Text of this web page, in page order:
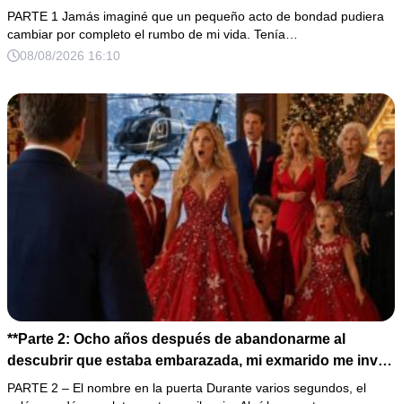
antes de morir. Después de su fallecimiento, su abogado
puso en mis manos una vieja bolsa de hospital que
había conservado durante años y me dijo: «Ella te eligió
PARTE 1 Jamás imaginé que un pequeño acto de bondad pudiera
cambiar por completo el rumbo de mi vida. Tenía…
08/08/2026 16:10
**Parte 2: Ocho años después de abandonarme al
descubrir que estaba embarazada, mi exmarido me invitó
a la cena de Navidad convencido de que podría burlarse
PARTE 2 – El nombre en la puerta Durante varios segundos, el